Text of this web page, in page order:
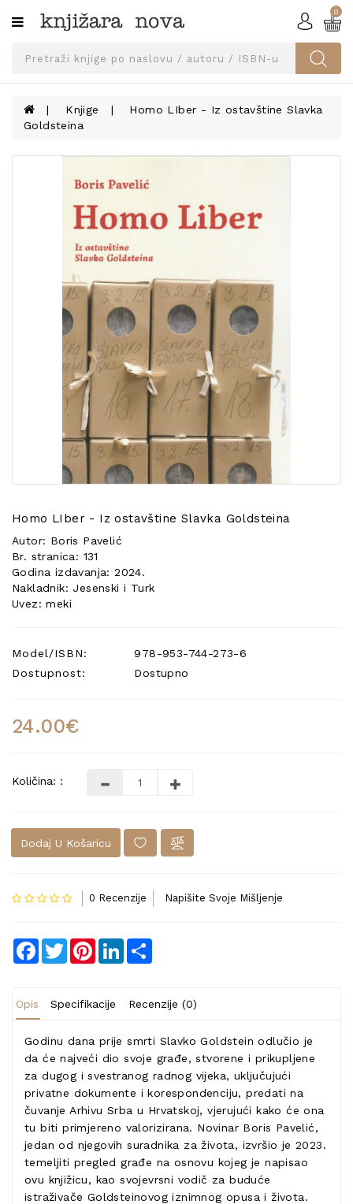
Kategorije
SVEUČILIŠNA
UDŽBENICI
UDŽBENIKE!
KONTAKT
POSEBNA
0
Knjige
Homo LIber - Iz ostavštine Slavka
Goldsteina
Homo LIber - Iz ostavštine Slavka Goldsteina
Autor: Boris Pavelić
Br. stranica: 131
Godina izdavanja: 2024.
Nakladnik: Jesenski i Turk
Uvez: meki
Model/ISBN:
978-953-744-273-6
Dostupnost:
Dostupno
24.00€
Količina: :
Dodaj U Košaricu
0 Recenzije Napišite Svoje Mišljenje
Facebook
TwitterPinterestLinkedIn
Opis Specifikacije Recenzije (0)
Godinu dana prije smrti Slavko Goldstein odlučio je
da će najveći dio svoje građe, stvorene i prikupljene
za dugog i svestranog radnog vijeka, uključujući
privatne dokumente i korespondenciju, predati na
čuvanje Arhivu Srba u Hrvatskoj, vjerujući kako će ona
tu biti primjereno valorizirana. Novinar Boris Pavelić,
jedan od njegovih suradnika za života, izvršio je 2023.
temeljiti pregled građe na osnovu kojeg je napisao
ovu knjižicu, kao svojevrsni vodič za buduće
istraživače Goldsteinovog iznimnog opusa i života.